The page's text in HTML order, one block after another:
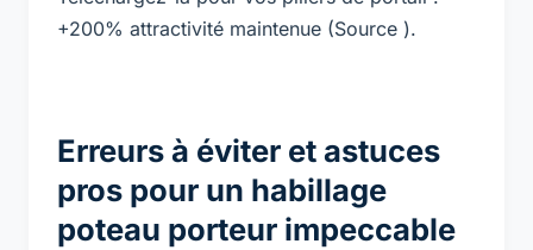
+200% attractivité maintenue (Source ).
Erreurs à éviter et astuces
pros pour un habillage
poteau porteur impeccable